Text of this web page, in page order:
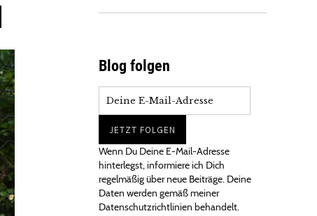
Blog folgen
Wenn Du Deine E-Mail-Adresse
hinterlegst, informiere ich Dich
regelmäßig über neue Beiträge. Deine
Daten werden gemäß meiner
Datenschutzrichtlinien behandelt.